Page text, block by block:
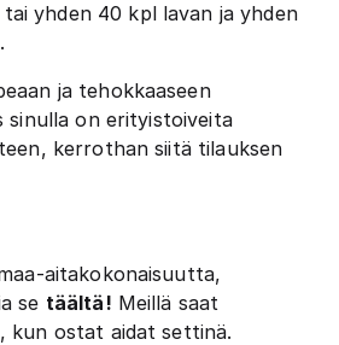
yhden 40 kpl lavan ja yhden
ja tehokkaaseen
sinulla on erityistoiveita
kerrothan siitä tilauksen
aitakokonaisuutta,
se täältä! Meillä saat
kun ostat aidat settinä.